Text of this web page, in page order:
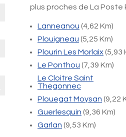
plus proches de La Poste
Lanneanou (4,62 Km)
Plouigneau (5,25 Km)
Plourin Les Morlaix(5,93
Le Ponthou (7,39 Km)
Le Cloitre Saint
Thegonnec
Plouegat Moysan (9,22
Guerlesquin (9,36 Km)
Garlan (9,53 Km)